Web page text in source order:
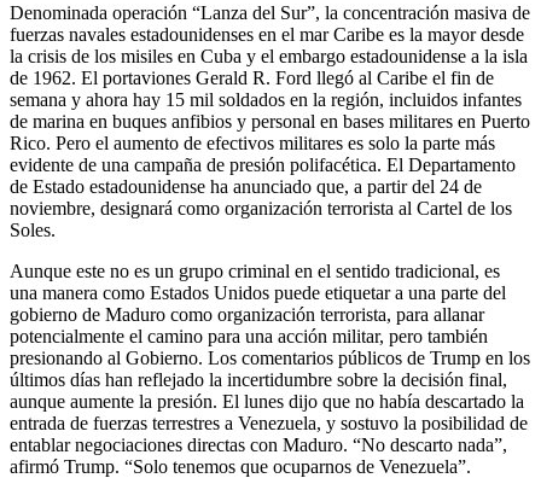
Denominada operación “Lanza del Sur”, la concentración masiva de
fuerzas navales estadounidenses en el mar Caribe es la mayor desde
la crisis de los misiles en Cuba y el embargo estadounidense a la isla
de 1962. El portaviones Gerald R. Ford llegó al Caribe el fin de
semana y ahora hay 15 mil soldados en la región, incluidos infantes
de marina en buques anfibios y personal en bases militares en Puerto
Rico. Pero el aumento de efectivos militares es solo la parte más
evidente de una campaña de presión polifacética. El Departamento
de Estado estadounidense ha anunciado que, a partir del 24 de
noviembre, designará como organización terrorista al Cartel de los
Soles.
Aunque este no es un grupo criminal en el sentido tradicional, es
una manera como Estados Unidos puede etiquetar a una parte del
gobierno de Maduro como organización terrorista, para allanar
potencialmente el camino para una acción militar, pero también
presionando al Gobierno. Los comentarios públicos de Trump en los
últimos días han reflejado la incertidumbre sobre la decisión final,
aunque aumente la presión. El lunes dijo que no había descartado la
entrada de fuerzas terrestres a Venezuela, y sostuvo la posibilidad de
entablar negociaciones directas con Maduro. “No descarto nada”,
afirmó Trump. “Solo tenemos que ocuparnos de Venezuela”.